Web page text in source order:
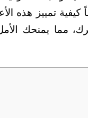
تمييز هذه
مما يمنحك